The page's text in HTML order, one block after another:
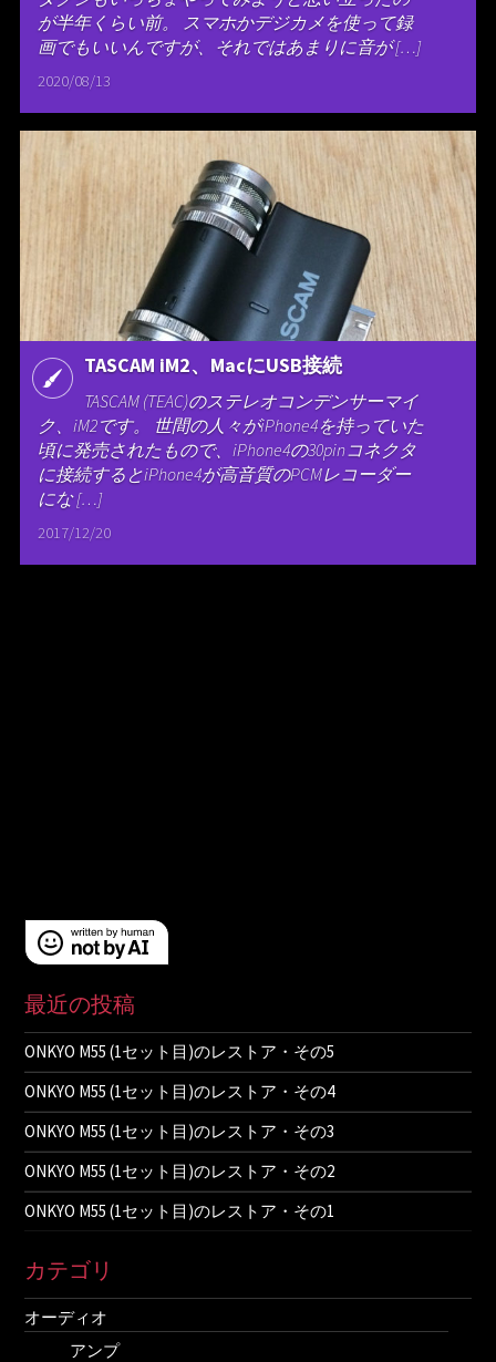
が半年くらい前。 スマホかデジカメを使って録
画でもいいんですが、それではあまりに音が […]
2020/08/13
TASCAM iM2、MacにUSB接続
TASCAM (TEAC)のステレオコンデンサーマイ
ク、iM2です。 世間の人々がiPhone4を持っていた
頃に発売されたもので、iPhone4の30pinコネクタ
に接続するとiPhone4が高音質のPCMレコーダー
にな […]
2017/12/20
最近の投稿
ONKYO M55 (1セット目)のレストア・その5
ONKYO M55 (1セット目)のレストア・その4
ONKYO M55 (1セット目)のレストア・その3
ONKYO M55 (1セット目)のレストア・その2
ONKYO M55 (1セット目)のレストア・その1
カテゴリ
オーディオ
アンプ